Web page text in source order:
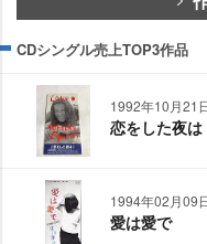
CDシングル売上TOP3作品
1992年10月21
恋をした夜は
1994年02月09
愛は愛で